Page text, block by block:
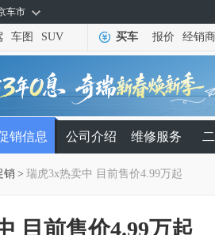
车市
车图 SUV 买车 报价 经销商
销信息 公司介绍 维修服务
销 > 瑞虎3x热卖中 目前售价4.99万起
目前售价4.99万起